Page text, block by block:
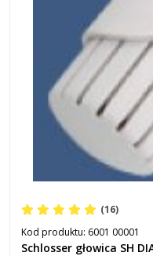
(16)
Kod produktu: 6001 00001
Schlosser głowica SH